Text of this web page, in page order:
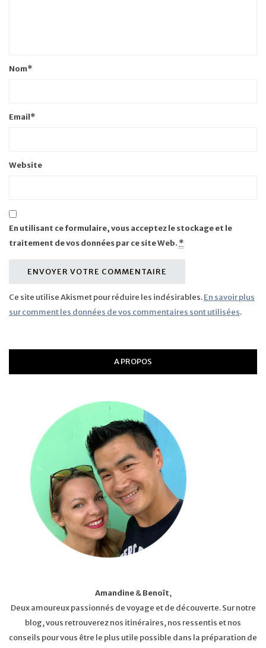
Nom*
Email*
Website
En utilisant ce formulaire, vous acceptez le stockage et le
traitement de vos données par ce site Web. *
Ce site utilise Akismet pour réduire les indésirables.En savoir plus
sur comment les données de vos commentaires sont utilisées.
A PROPOS
Amandine&Benoît,
Deux amoureux passionnés de voyage et de découverte. Sur notre
blog, vous retrouverez nos itinéraires, nos ressentis et nos
conseils pour vous être le plus utile possible dans la préparation de